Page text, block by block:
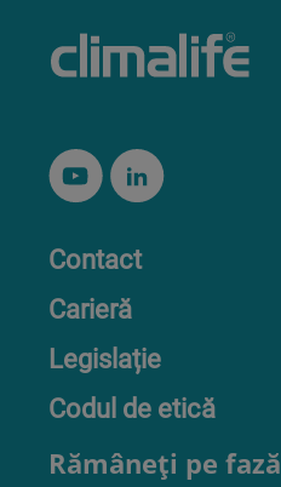
Contact
Carieră
Legislație
Codul de etică
Rămâneți pe fază